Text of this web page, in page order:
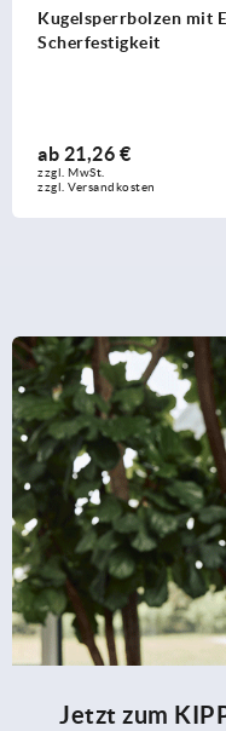
ab16,12 €
zzgl. MwSt.
zzgl. Versandkosten
Jetzt zum